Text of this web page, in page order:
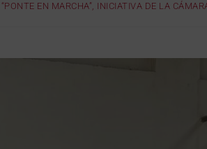
EN MARCHA”, INICIATIVA DE LA